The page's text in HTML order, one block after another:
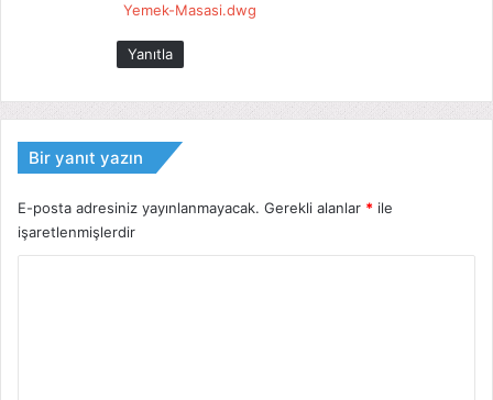
Yemek-Masasi.dwg
Yanıtla
Bir yanıt yazın
E-posta adresiniz yayınlanmayacak. Gerekli alanlar * ile
işaretlenmişlerdir